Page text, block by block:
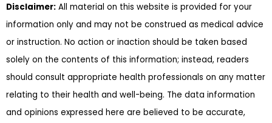
Disclaimer: All material on this website is provided for your
information only and may not be construed as medical advice
or instruction. No action or inaction should be taken based
solely on the contents of this information; instead, readers
should consult appropriate health professionals on any matter
relating to their health and well-being. The data information
and opinions expressed here are believed to be accurate,